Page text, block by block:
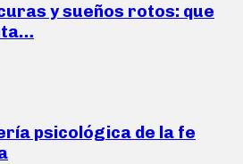
y sueños rotos: que
psicológica de la fe